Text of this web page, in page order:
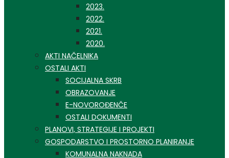
2023.
2022.
2021.
2020.
AKTI NAČELNIKA
OSTALI AKTI
SOCIJALNA SKRB
OBRAZOVANJE
E-NOVOROĐENČE
OSTALI DOKUMENTI
PLANOVI, STRATEGIJE I PROJEKTI
GOSPODARSTVO I PROSTORNO PLANIRANJE
KOMUNALNA NAKNADA